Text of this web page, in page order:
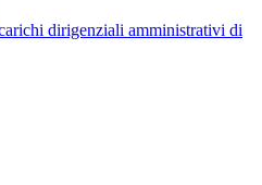
dirigenziali amministrativi di